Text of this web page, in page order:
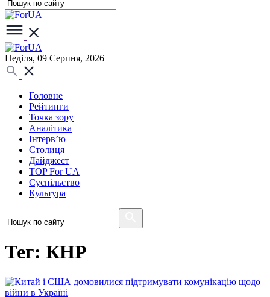
Неділя, 09 Серпня, 2026
Головне
Рейтинги
Точка зору
Аналітика
Інтерв’ю
Столиця
Дайджест
TOP For UA
Суспiльство
Культура
Тег: КНР